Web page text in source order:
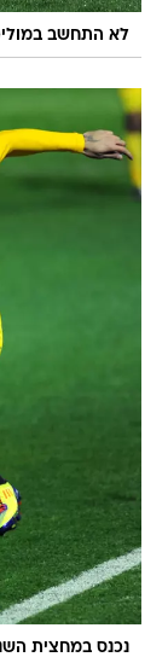
לא התחשב
נכנס במחצית